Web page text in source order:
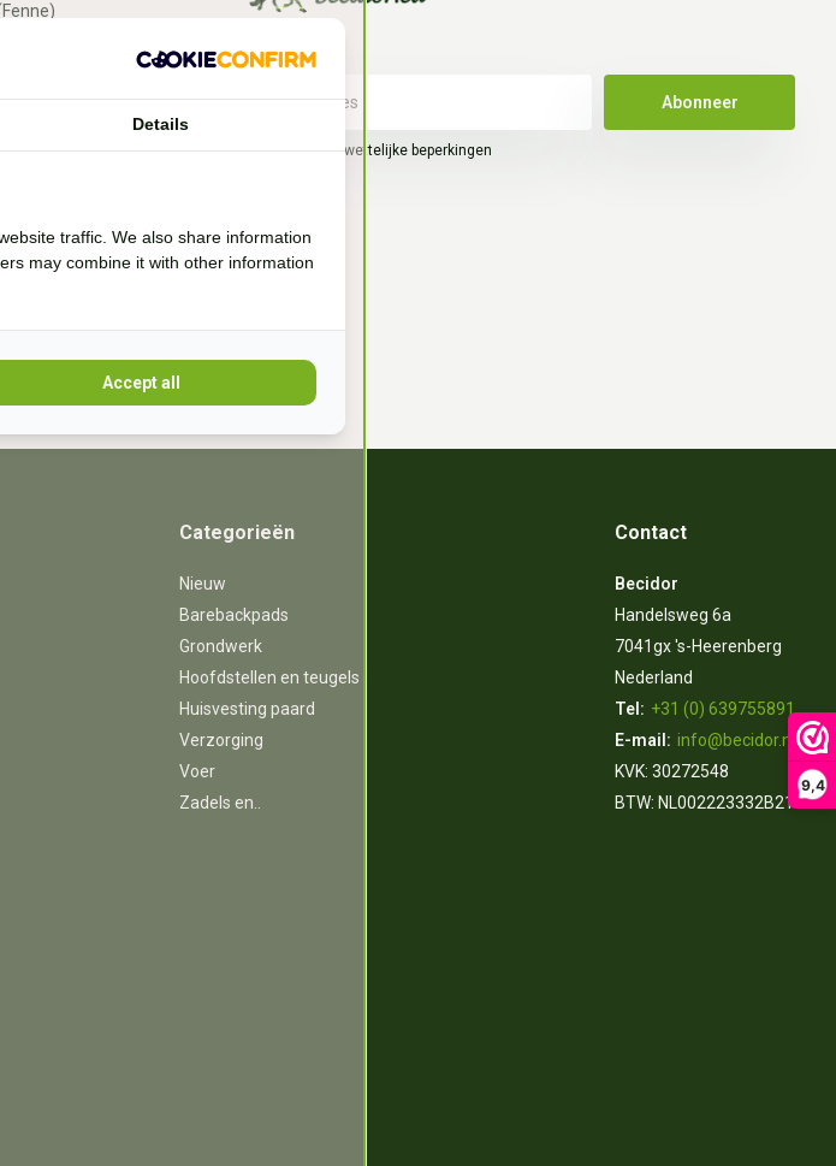
9,4
een paddock
Abonneer
* Lees hier de wettelijke beperkingen
Categorieën
Nieuw
Barebackpads
Grondwerk
Hoofdstellen en teugels
Huisvesting paard
Verzorging
Voer
Zadels en..
Contact
Becidor
Handelsweg 6a
7041gx 's-Heerenberg
Nederland
Tel: +31 (0) 639755891
E-mail: info@becidor.nl
KVK: 30272548
BTW: NL002223332B21
Details
traffic. We also share information
may combine it with other information
Accept all